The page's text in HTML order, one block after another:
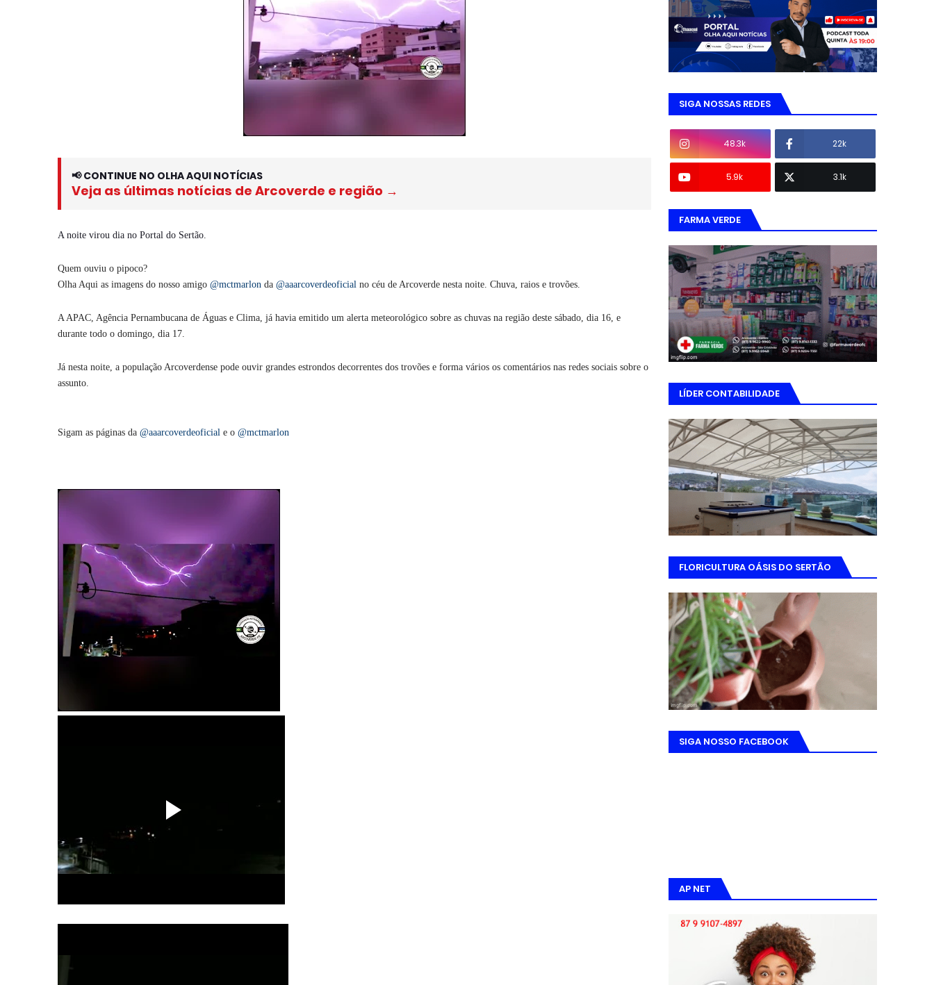
📢 CONTINUE NO OLHA AQUI NOTÍCIAS
Veja as últimas notícias de Arcoverde e região →
A noite virou dia no Portal do Sertão.
Quem ouviu o pipoco?
Olha Aqui as imagens do nosso amigo @mctmarlon da @aaarcoverdeoficial no céu de Arcoverde nesta noite. Chuva, raios e trovões.
A APAC, Agência Pernambucana de Águas e Clima, já havia emitido um alerta meteorológico sobre as chuvas na região deste sábado, dia 16, e
durante todo o domingo, dia 17.
Já nesta noite, a população Arcoverdense pode ouvir grandes estrondos decorrentes dos trovões e forma vários os comentários nas redes sociais sobre o
assunto.
Sigam as páginas da @aaarcoverdeoficial e o @mctmarlon
SIGA NOSSAS REDES
48.3k 22k
5.9k 3.1k
FARMA VERDE
LÍDER CONTABILIDADE
FLORICULTURA OÁSIS DO SERTÃO
SIGA NOSSO FACEBOOK
AP NET